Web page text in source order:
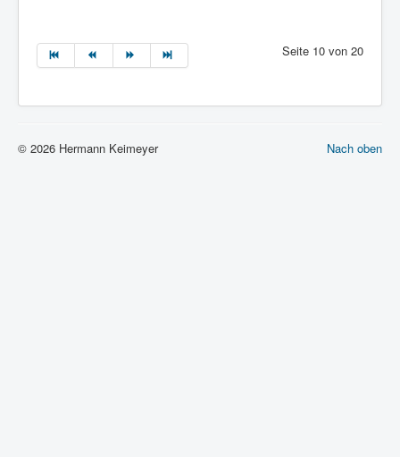
Seite 10 von 20
Nach oben
© 2026 Hermann Keimeyer